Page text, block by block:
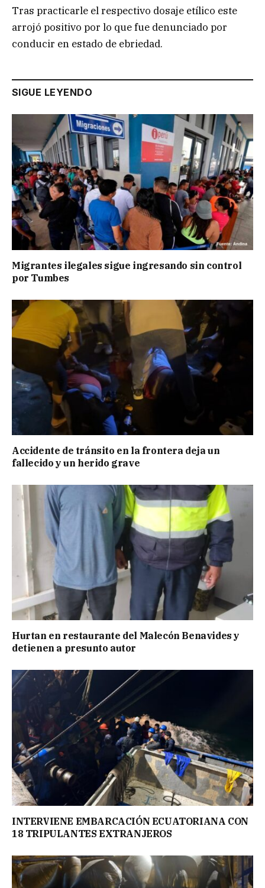
Tras practicarle el respectivo dosaje etílico este
arrojó positivo por lo que fue denunciado por
conducir en estado de ebriedad.
SIGUE LEYENDO
Migrantes ilegales sigue ingresando sin control
por Tumbes
Accidente de tránsito en la frontera deja un
fallecido y un herido grave
Hurtan en restaurante del Malecón Benavides y
detienen a presunto autor
INTERVIENE EMBARCACIÓN ECUATORIANA CON
18 TRIPULANTES EXTRANJEROS